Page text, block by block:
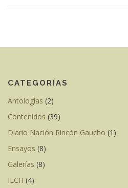
CATEGORÍAS
Antologías (2)
Contenidos (39)
Diario Nación Rincón Gaucho (1)
Ensayos (8)
Galerías (8)
ILCH (4)